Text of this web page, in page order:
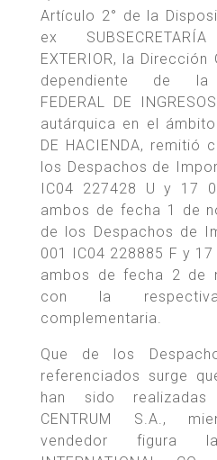
Artículo 2° de la
ex
EXTERIOR, la Dirección
dependiente de la
FEDERAL DE
autárquica en el
DE HACIENDA, remitió
los Despachos de
IC04 227428 U y 17
ambos de fecha 1 de
de los Despachos de
001 IC04 228885 F y
ambos de fecha 2 de
con la respectiva
complementaria.
Que de los
referenciados surge
han sido
CENTRUM S.A.,
vendedor figura